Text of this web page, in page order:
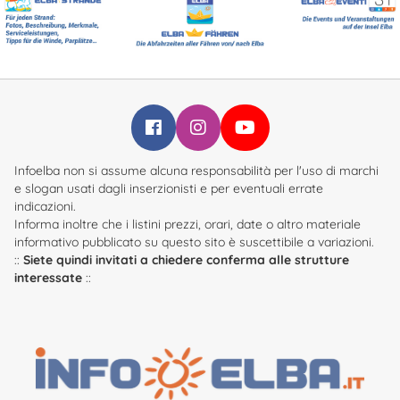
Verkostung von Fischspezialität).
Mögliche
Sichtung von Delphinen!
Sonderrabatte für Gruppen
Uhrzeiten Abfahrten
Morgens:
Abfahrt am 09.45 Uhr
Rückkehr am 12.30 Uhr
Nachmittags:
Tour-Preise
Erwachsene
Infoelba su Facebook
Infoelba su Instagram
Infoelba su YouTube
Infoelba non si assume alcuna responsabilità per l'uso di marchi
e slogan usati dagli inserzionisti e per eventuali errate
indicazioni.
Informa inoltre che i listini prezzi, orari, date o altro materiale
informativo pubblicato su questo sito è suscettibile a variazioni.
:: Siete quindi invitati a chiedere conferma alle strutture
interessate ::